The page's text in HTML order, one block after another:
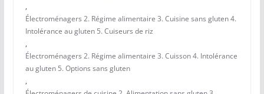
,
Électroménagers 2. Régime alimentaire 3. Cuisine sans gluten 4.
Intolérance au gluten 5. Cuiseurs de riz
,
Électroménagers 2. Régime alimentaire 3. Cuisson 4. Intolérance
au gluten 5. Options sans gluten
,